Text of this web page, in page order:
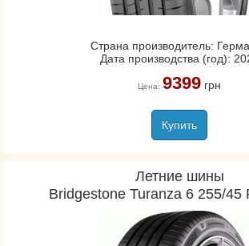
Страна производитель:
Дата производства (год):
Цена: 9399грн
Купить
Летние шины
Bridgestone Turanza 6 255/45